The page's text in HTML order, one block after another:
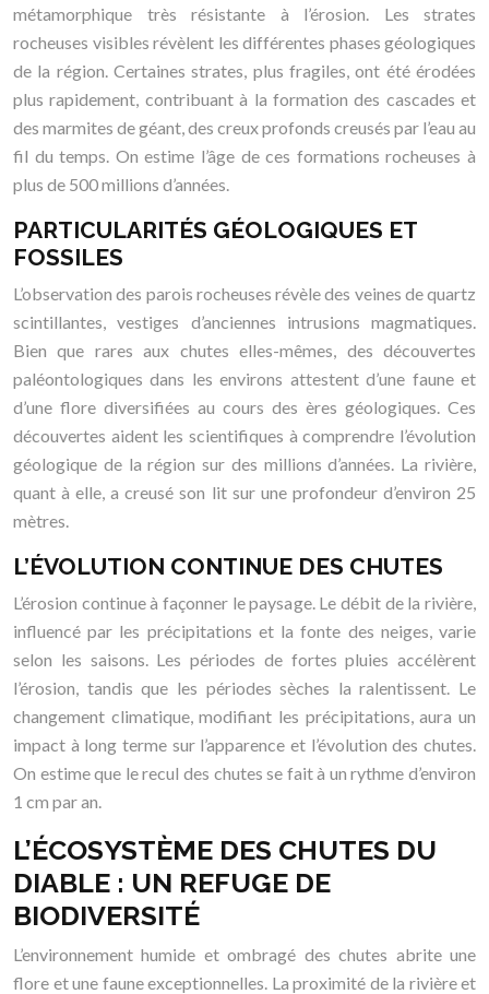
métamorphique très résistante à l’érosion. Les strates
rocheuses visibles révèlent les différentes phases géologiques
de la région. Certaines strates, plus fragiles, ont été érodées
plus rapidement, contribuant à la formation des cascades et
des marmites de géant, des creux profonds creusés par l’eau au
fil du temps. On estime l’âge de ces formations rocheuses à
plus de 500 millions d’années.
PARTICULARITÉS GÉOLOGIQUES ET
FOSSILES
L’observation des parois rocheuses révèle des veines de quartz
scintillantes, vestiges d’anciennes intrusions magmatiques.
Bien que rares aux chutes elles-mêmes, des découvertes
paléontologiques dans les environs attestent d’une faune et
d’une flore diversifiées au cours des ères géologiques. Ces
découvertes aident les scientifiques à comprendre l’évolution
géologique de la région sur des millions d’années. La rivière,
quant à elle, a creusé son lit sur une profondeur d’environ 25
mètres.
L’ÉVOLUTION CONTINUE DES CHUTES
L’érosion continue à façonner le paysage. Le débit de la rivière,
influencé par les précipitations et la fonte des neiges, varie
selon les saisons. Les périodes de fortes pluies accélèrent
l’érosion, tandis que les périodes sèches la ralentissent. Le
changement climatique, modifiant les précipitations, aura un
impact à long terme sur l’apparence et l’évolution des chutes.
On estime que le recul des chutes se fait à un rythme d’environ
1 cm par an.
L’ÉCOSYSTÈME DES CHUTES DU
DIABLE : UN REFUGE DE
BIODIVERSITÉ
L’environnement humide et ombragé des chutes abrite une
flore et une faune exceptionnelles. La proximité de la rivière et